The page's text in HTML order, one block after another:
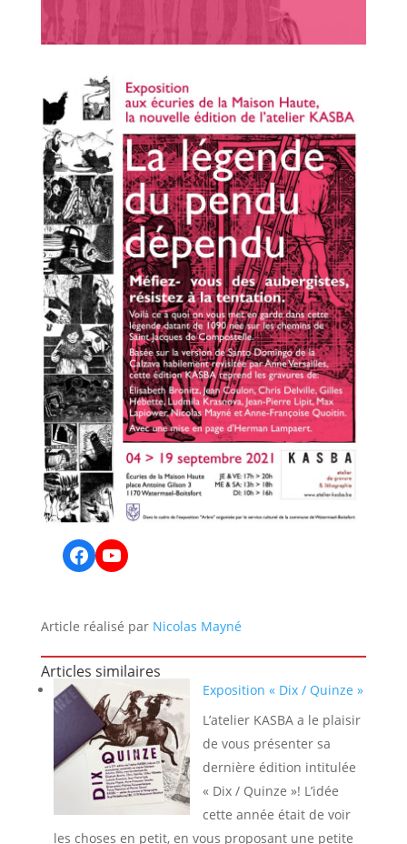
Facebook
YouTube
Article réalisé par Nicolas Mayné
Articles similaires
Exposition « Dix / Quinze »
L’atelier KASBA a le plaisir
de vous présenter sa
dernière édition intitulée
« Dix / Quinze »! L’idée
cette année était de voir
les choses en petit, en vous proposant une petite